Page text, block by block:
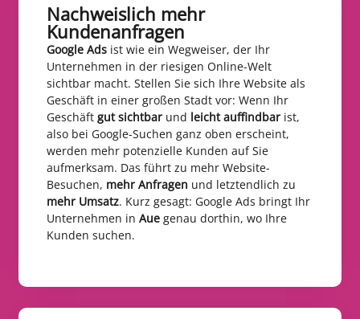
Nachweislich mehr
Kundenanfragen​
Google Ads ist wie ein Wegweiser, der Ihr
Unternehmen in der riesigen Online-Welt
sichtbar macht. Stellen Sie sich Ihre Website als
Geschäft in einer großen Stadt vor: Wenn Ihr
Geschäft gut sichtbar und leicht auffindbar ist,
also bei Google-Suchen ganz oben erscheint,
werden mehr potenzielle Kunden auf Sie
aufmerksam. Das führt zu mehr Website-
Besuchen, mehr Anfragen und letztendlich zu
mehr Umsatz. Kurz gesagt: Google Ads bringt Ihr
Unternehmen in Aue genau dorthin, wo Ihre
Kunden suchen.